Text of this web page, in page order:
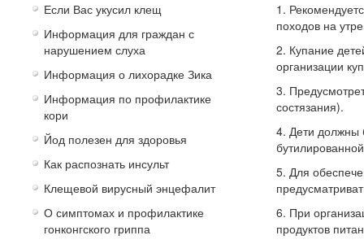
Если Вас укусил клещ
Информация для граждан с
нарушением слуха
Информация о лихорадке Зика
Информация по профилактике
кори
Йод полезен для здоровья
Как распознать инсульт
Клещевой вирусный энцефалит
О симптомах и профилактике
гонконгского гриппа
1.
походов на
2. Купание
организации
3.
состязания).
4. Дети должны
5. Для
6. При
продуктов